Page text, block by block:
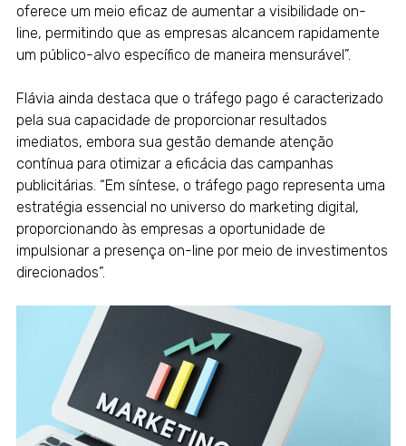
oferece um meio eficaz de aumentar a visibilidade on-
line, permitindo que as empresas alcancem rapidamente
um público-alvo específico de maneira mensurável”.
Flávia ainda destaca que o tráfego pago é caracterizado
pela sua capacidade de proporcionar resultados
imediatos, embora sua gestão demande atenção
contínua para otimizar a eficácia das campanhas
publicitárias. “Em síntese, o tráfego pago representa uma
estratégia essencial no universo do marketing digital,
proporcionando às empresas a oportunidade de
impulsionar a presença on-line por meio de investimentos
direcionados”.